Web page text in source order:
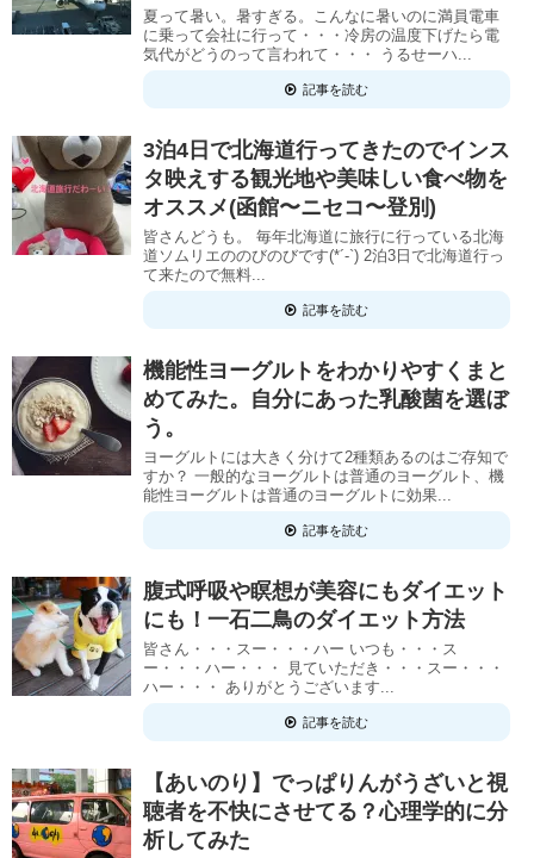
夏って暑い。暑すぎる。こんなに暑いのに満員電車
に乗って会社に行って・・・冷房の温度下げたら電
気代がどうのって言われて・・・ うるせーハ...
記事を読む
3泊4日で北海道行ってきたのでインス
タ映えする観光地や美味しい食べ物を
オススメ(函館〜ニセコ〜登別)
皆さんどうも。 毎年北海道に旅行に行っている北海
道ソムリエののびのびです(*´-`) 2泊3日で北海道行っ
て来たので無料...
記事を読む
機能性ヨーグルトをわかりやすくまと
めてみた。自分にあった乳酸菌を選ぼ
う。
ヨーグルトには大きく分けて2種類あるのはご存知で
すか？ 一般的なヨーグルトは普通のヨーグルト、機
能性ヨーグルトは普通のヨーグルトに効果...
記事を読む
腹式呼吸や瞑想が美容にもダイエット
にも！一石二鳥のダイエット方法
皆さん・・・スー・・・ハー いつも・・・ス
ー・・・ハー・・・ 見ていただき・・・スー・・・
ハー・・・ ありがとうございます...
記事を読む
【あいのり】でっぱりんがうざいと視
聴者を不快にさせてる？心理学的に分
析してみた